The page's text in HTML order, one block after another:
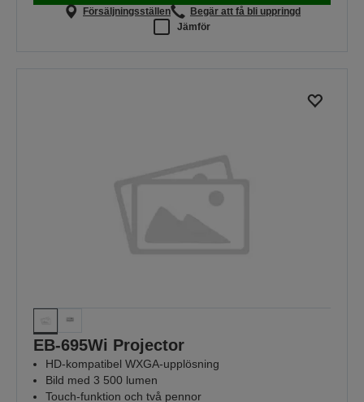
Försäljningsställen
Begär att få bli uppringd
Jämför
EB-695Wi Projector
HD-kompatibel WXGA-upplösning
Bild med 3 500 lumen
Touch-funktion och två pennor